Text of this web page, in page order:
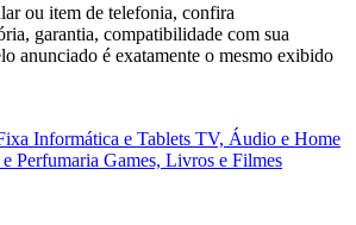
ou item de telefonia, confira
garantia, compatibilidade com sua
anunciado é exatamente o mesmo exibido
Informática e Tablets TV, Áudio e Home
Perfumaria Games, Livros e Filmes